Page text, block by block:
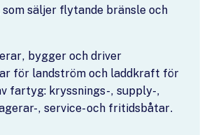
säljer flytande bränsle och
bygger och driver
för landström och laddkraft för
fartyg: kryssnings-, supply-,
, service- och fritidsbåtar.